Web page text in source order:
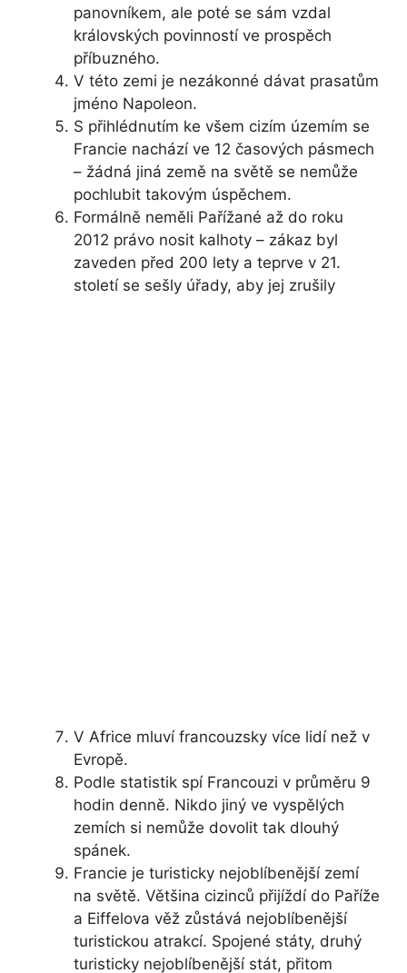
panovníkem, ale poté se sám vzdal
královských povinností ve prospěch
příbuzného.
V této zemi je nezákonné dávat prasatům
jméno Napoleon.
S přihlédnutím ke všem cizím územím se
Francie nachází ve 12 časových pásmech
– žádná jiná země na světě se nemůže
pochlubit takovým úspěchem.
Formálně neměli Pařížané až do roku
2012 právo nosit kalhoty – zákaz byl
zaveden před 200 lety a teprve v 21.
století se sešly úřady, aby jej zrušily
V Africe mluví francouzsky více lidí než v
Evropě.
Podle statistik spí Francouzi v průměru 9
hodin denně. Nikdo jiný ve vyspělých
zemích si nemůže dovolit tak dlouhý
spánek.
Francie je turisticky nejoblíbenější zemí
na světě. Většina cizinců přijíždí do Paříže
a Eiffelova věž zůstává nejoblíbenější
turistickou atrakcí. Spojené státy, druhý
turisticky nejoblíbenější stát, přitom